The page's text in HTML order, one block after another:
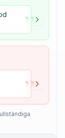
”
”